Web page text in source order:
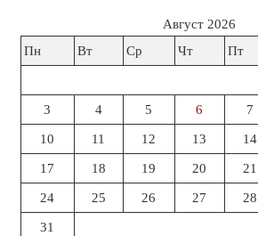
Август 2026
Пн
Вт Ср Чт Пт
3 4 5 6 7
10 11 12 13 14
17 18 19 20 21
24 25 26 27 28
31